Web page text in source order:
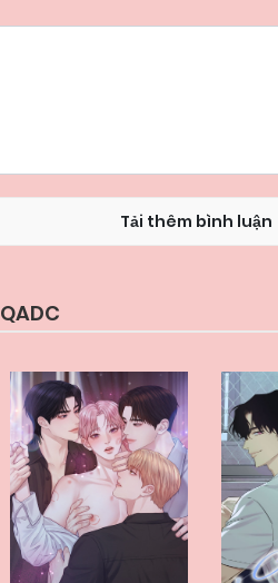
Tải thêm bình luận